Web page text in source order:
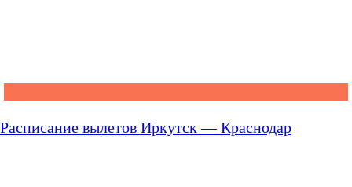
Расписание вылетов Иркутск — Краснодар